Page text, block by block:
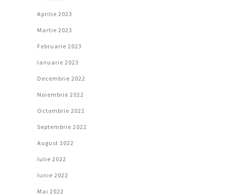
Aprilie 2023
Martie 2023
Februarie 2023
Ianuarie 2023
Decembrie 2022
Noiembrie 2022
Octombrie 2022
Septembrie 2022
August 2022
Iulie 2022
Iunie 2022
Mai 2022